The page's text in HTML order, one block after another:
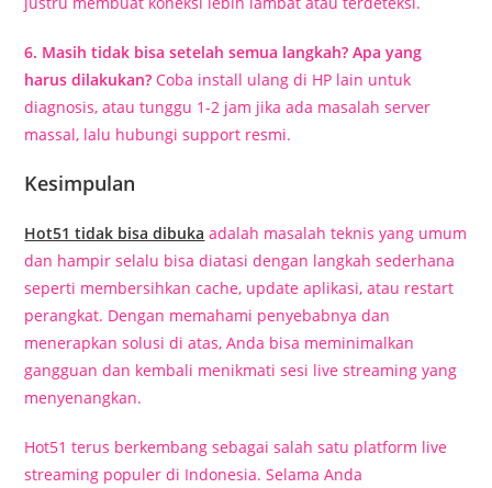
6. Masih tidak bisa setelah semua langkah? Apa yang
harus dilakukan? Coba install ulang di HP lain untuk
diagnosis, atau tunggu 1-2 jam jika ada masalah server
massal, lalu hubungi support resmi.
Kesimpulan
Hot51 tidak bisa dibuka adalah masalah teknis yang umum
dan hampir selalu bisa diatasi dengan langkah sederhana
seperti membersihkan cache, update aplikasi, atau restart
perangkat. Dengan memahami penyebabnya dan
menerapkan solusi di atas, Anda bisa meminimalkan
gangguan dan kembali menikmati sesi live streaming yang
menyenangkan.
Hot51 terus berkembang sebagai salah satu platform live
streaming populer di Indonesia. Selama Anda